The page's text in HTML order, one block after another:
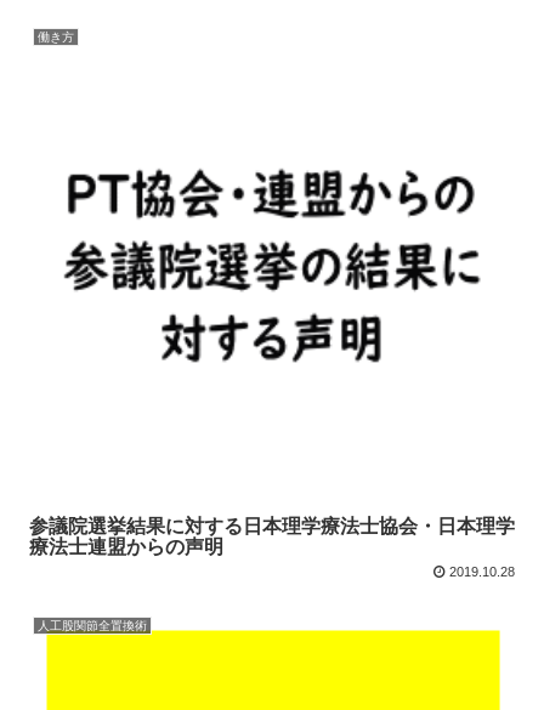
働き方
参議院選挙結果に対する日本理学療法士協会・日本理学
療法士連盟からの声明
2019.10.28
人工股関節全置換術